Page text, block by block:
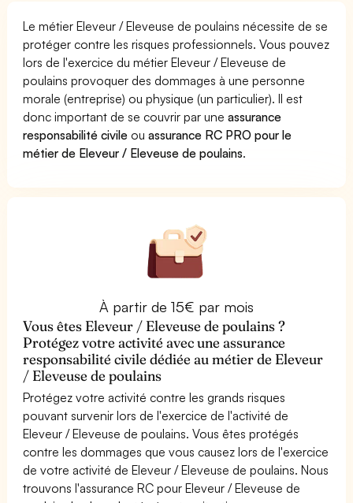
Le métier Eleveur / Eleveuse de poulains nécessite de se
protéger contre les risques professionnels. Vous pouvez
lors de l'exercice du métier Eleveur / Eleveuse de
poulains provoquer des dommages à une personne
morale (entreprise) ou physique (un particulier). Il est
donc important de se couvrir par uneassurance
responsabilité civile ouassurance RC PRO pour le
métier de Eleveur / Eleveuse de poulains.
À partir de 15€ par mois
Vous êtes Eleveur / Eleveuse de poulains ?
Protégez votre activité avec une assurance
responsabilité civile dédiée au métier de Eleveur
/ Eleveuse de poulains
Protégez votre activité contre les grands risques
pouvant survenir lors de l'exercice de l'activité de
Eleveur / Eleveuse de poulains. Vous êtes protégés
contre les dommages que vous causez lors de l'exercice
de votre activité de Eleveur / Eleveuse de poulains. Nous
trouvons l'assurance RC pour Eleveur / Eleveuse de